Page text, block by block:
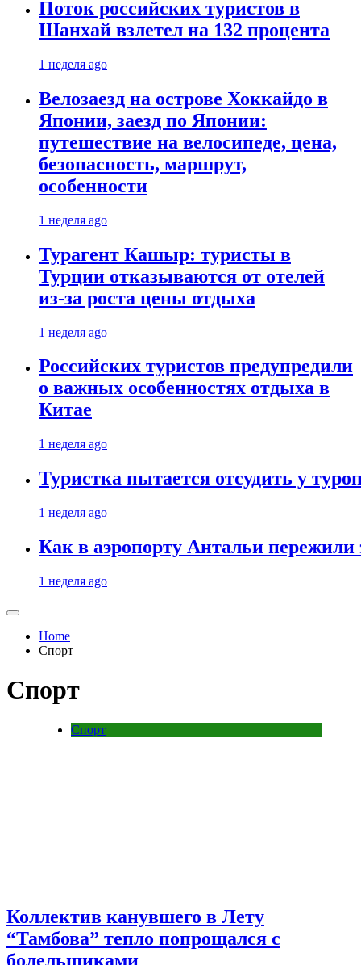
Поток российских туристов в
Шанхай взлетел на 132 процента
1 неделя ago
Велозаезд на острове Хоккайдо в
Японии, заезд по Японии:
путешествие на велосипеде, цена,
безопасность, маршрут,
особенности
1 неделя ago
Турагент Кашыр: туристы в
Турции отказываются от отелей
из-за роста цены отдыха
1 неделя ago
Российских туристов предупредили
о важных особенностях отдыха в
Китае
1 неделя ago
Туристка пытается отсудить у
1 неделя ago
Как в аэропорту Антальи
1 неделя ago
Home
Спорт
Спорт
Спорт
Коллектив канувшего в Лету
“Тамбова” тепло попрощался с
болельщиками